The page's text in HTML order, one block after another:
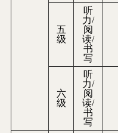
五
级
听
力/
阅
读/
书
写
六
级
听
力/
阅
读/
书
写